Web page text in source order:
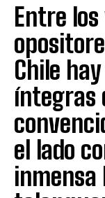
Entre
Chile
íntegras
el lado
inmensa